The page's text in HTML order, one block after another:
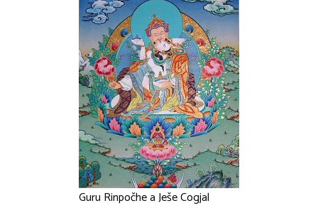
Guru Rinpočhe a Ješe Cogjal